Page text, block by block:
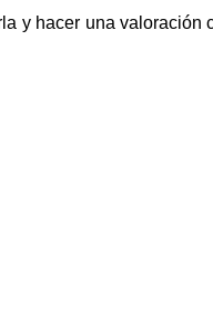
y hacer una